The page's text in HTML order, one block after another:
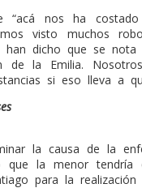
“acá nos ha
visto muchos
han dicho que se
de la Emilia.
si eso lleva a
la causa de la
que la menor tendría
para la realización